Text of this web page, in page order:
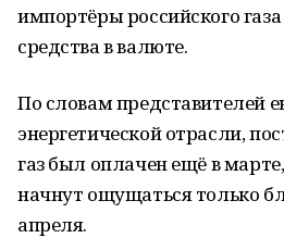
импортёры российского
средства в валюте.
По словам представителей
энергетической отрасли,
газ был оплачен ещё в
начнут ощущаться только
апреля.